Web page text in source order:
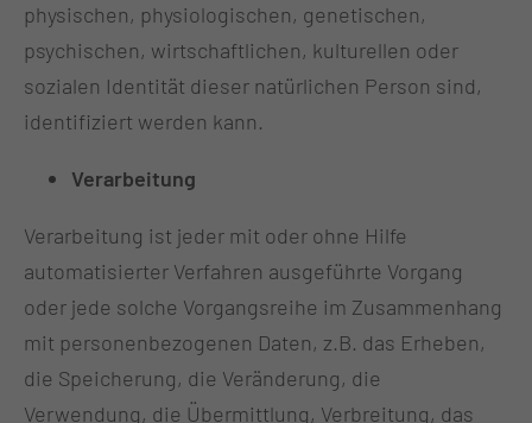
physischen, physiologischen, genetischen,
psychischen, wirtschaftlichen, kulturellen oder
sozialen Identität dieser natürlichen Person sind,
identifiziert werden kann.
Verarbeitung
Verarbeitung ist jeder mit oder ohne Hilfe
automatisierter Verfahren ausgeführte Vorgang
oder jede solche Vorgangsreihe im Zusammenhang
mit personenbezogenen Daten, z.B. das Erheben,
die Speicherung, die Veränderung, die
Verwendung, die Übermittlung, Verbreitung, das